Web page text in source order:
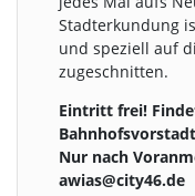
Stadterkundung
und speziell auf
zugeschnitten.
Eintritt frei!
Nur nach
awias@city46.de